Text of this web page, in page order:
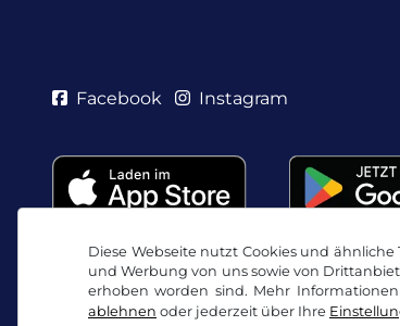
Diese Webseite nutzt Cookies und
und Werbung von uns sowie von
erhoben worden sind. Mehr
ablehnen oder jederzeit über Ihre
Facebook Instagram